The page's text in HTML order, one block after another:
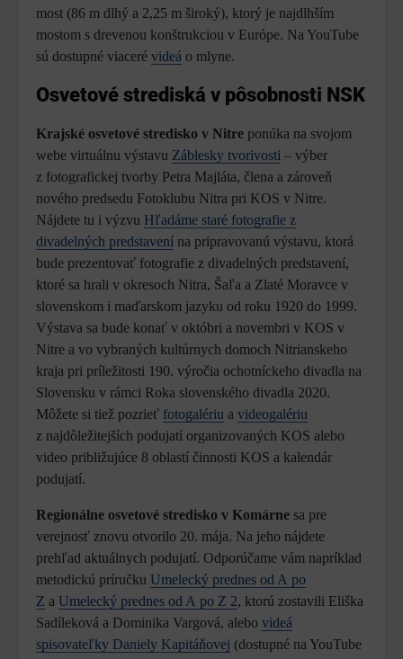
most (86 m dlhý a 2,25 m široký), ktorý je najdlhším
mostom s drevenou konštrukciou v Európe. Na YouTube
sú dostupné viaceré videá o mlyne.
Osvetové strediská v pôsobnosti NSK
Krajské osvetové stredisko v Nitre ponúka na svojom
webe virtuálnu výstavu Záblesky tvorivosti – výber
z fotografickej tvorby Petra Majláta, člena a zároveň
nového predsedu Fotoklubu Nitra pri KOS v Nitre.
Nájdete tu i výzvu Hľadáme staré fotografie z
divadelných predstavení na pripravovanú výstavu, ktorá
bude prezentovať fotografie z divadelných predstavení,
ktoré sa hrali v okresoch Nitra, Šaľa a Zlaté Moravce v
slovenskom i maďarskom jazyku od roku 1920 do 1999.
Výstava sa bude konať v októbri a novembri v KOS v
Nitre a vo vybraných kultúrnych domoch Nitrianskeho
kraja pri príležitosti 190. výročia ochotníckeho divadla na
Slovensku v rámci Roka slovenského divadla 2020.
Môžete si tiež pozrieť fotogalériu a videogalériu
z najdôležitejších podujatí organizovaných KOS alebo
video približujúce 8 oblastí činnosti KOS a kalendár
podujatí.
Regionálne osvetové stredisko v Komárne sa pre
verejnosť znovu otvorilo 20. mája. Na jeho nájdete
prehľad aktuálnych podujatí. Odporúčame vám napríklad
metodickú príručku Umelecký prednes od A po
Z a Umelecký prednes od A po Z 2, ktorú zostavili Eliška
Sadíleková a Dominika Vargová, alebo videá
spisovateľky Daniely Kapitáňovej (dostupné na YouTube